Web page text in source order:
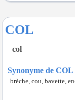
COL
col
Synonyme de COL
brèche, cou, bavette,